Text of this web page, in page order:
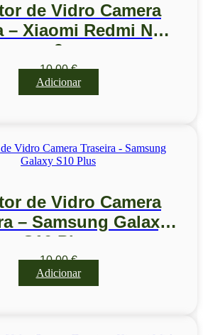
de Vidro Camera
– Xiaomi Redmi Note
9
10,00€
Adicionar
de Vidro Camera
– Samsung Galaxy
S10 Plus
10,00€
Adicionar